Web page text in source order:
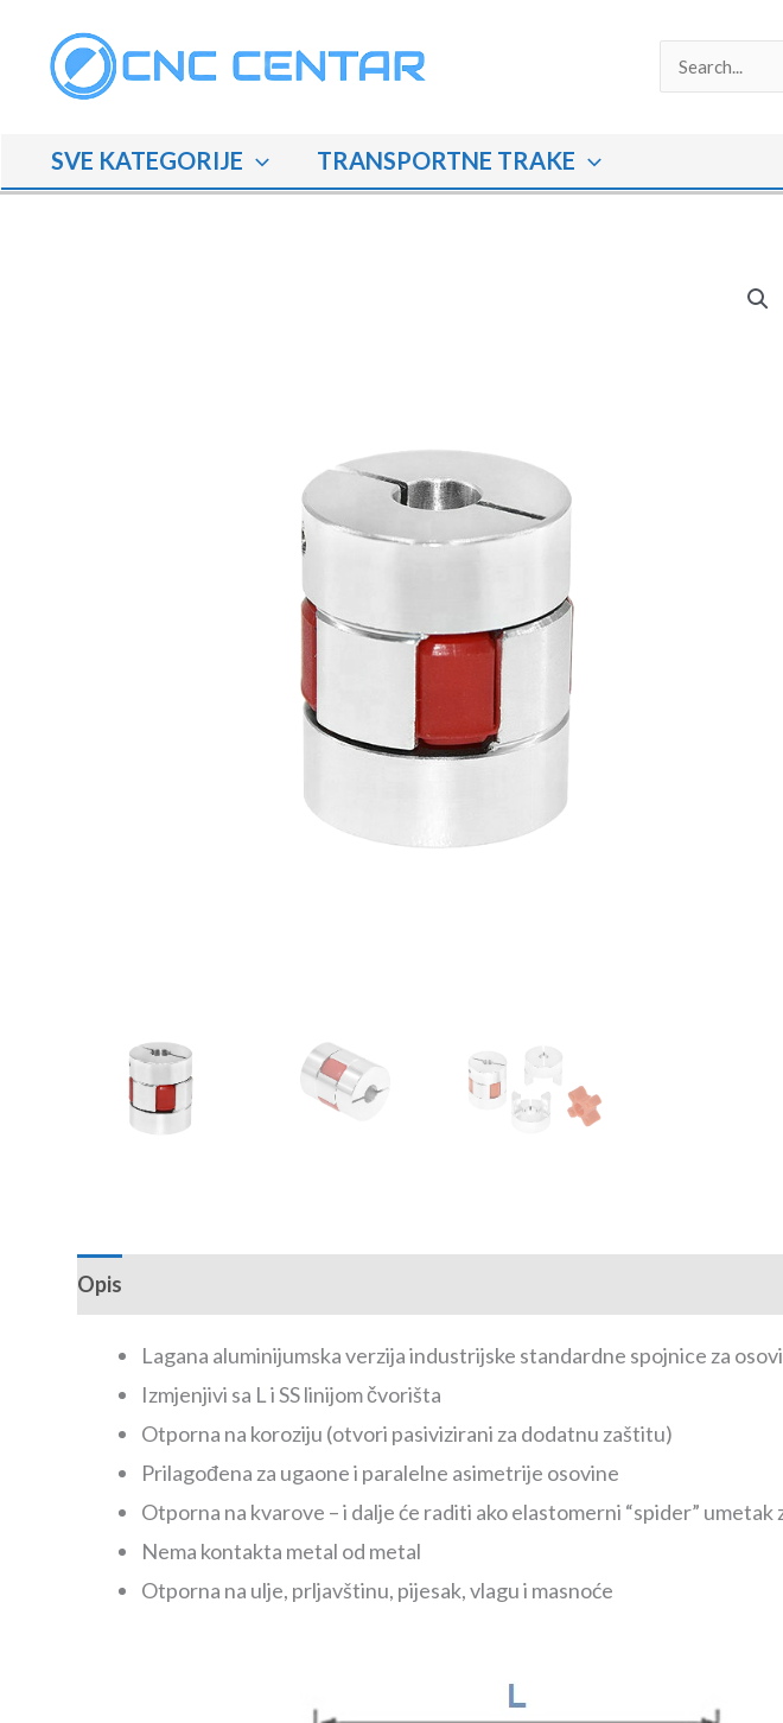
content
Search
SVE KATEGORIJE TRANSPORTNE TRAKE
Opis
Lagana aluminijumska verzija industrijske standardne spojnice za
Izmjenjivi sa L i SS linijom čvorišta
Otporna na koroziju (otvori pasivizirani za dodatnu zaštitu)
Prilagođena za ugaone i paralelne asimetrije osovine
Otporna na kvarove – i dalje će raditi ako elastomerni “spider” umetak
Nema kontakta metal od metal
Otporna na ulje, prljavštinu, pijesak, vlagu i masnoće